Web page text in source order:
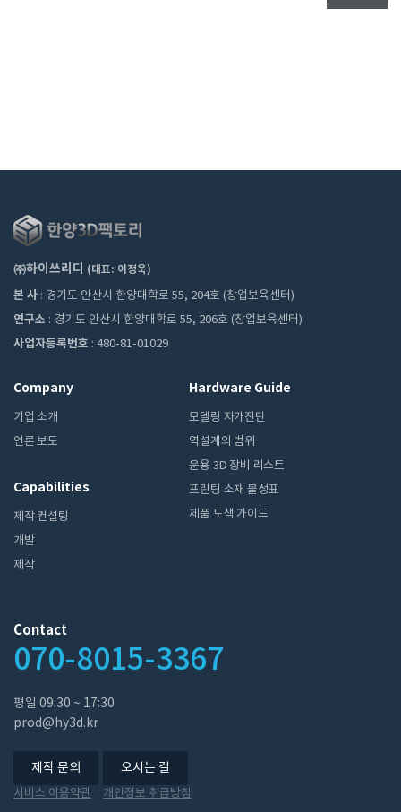
㈜하이쓰리디 (대표: 이정욱)
본 사 : 경기도 안산시 한양대학로 55, 204호 (창업보육센터)
연구소 : 경기도 안산시 한양대학로 55, 206호 (창업보육센터)
사업자등록번호 : 480-81-01029
Company
기업 소개
언론 보도
Capabilities
제작 컨설팅
개발
제작
Hardware Guide
모델링 자가진단
역설계의 범위
운용 3D 장비 리스트
프린팅 소재 물성표
제품 도색 가이드
Contact
070-8015-3367
평일 ​09:30 ~ 17:30
prod@hy3d.kr
제작 문의 오시는 길
서비스 이용약관 개인정보 취급방침